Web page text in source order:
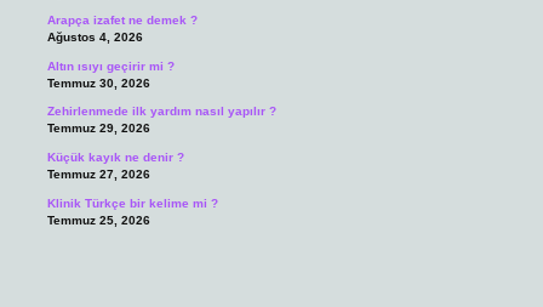
Arapça izafet ne demek ?
Ağustos 4, 2026
Altın ısıyı geçirir mi ?
Temmuz 30, 2026
Zehirlenmede ilk yardım nasıl yapılır ?
Temmuz 29, 2026
Küçük kayık ne denir ?
Temmuz 27, 2026
Klinik Türkçe bir kelime mi ?
Temmuz 25, 2026